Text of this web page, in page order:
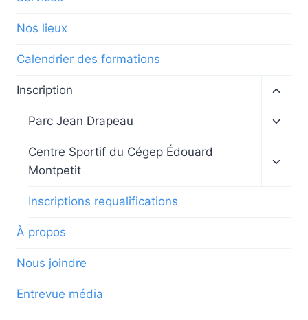
Nos lieux
Calendrier des formations
Inscription
menu
Parc Jean Drapeau
enfant
Centre Sportif du Cégep Édouard
Montpetit
le
Inscriptions requalifications
À propos
Nous joindre
Entrevue média